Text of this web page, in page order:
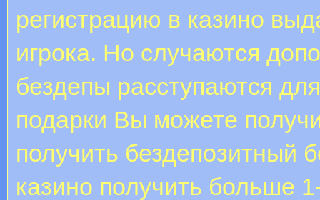
регистрацию в казино
игрока. Но случаются
бездепы расступаются
подарки Вы можете
получить бездепозитный
казино получить больше